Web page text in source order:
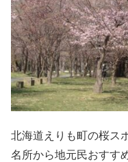
北海道えりも町の桜ス
名所から地元民おすす